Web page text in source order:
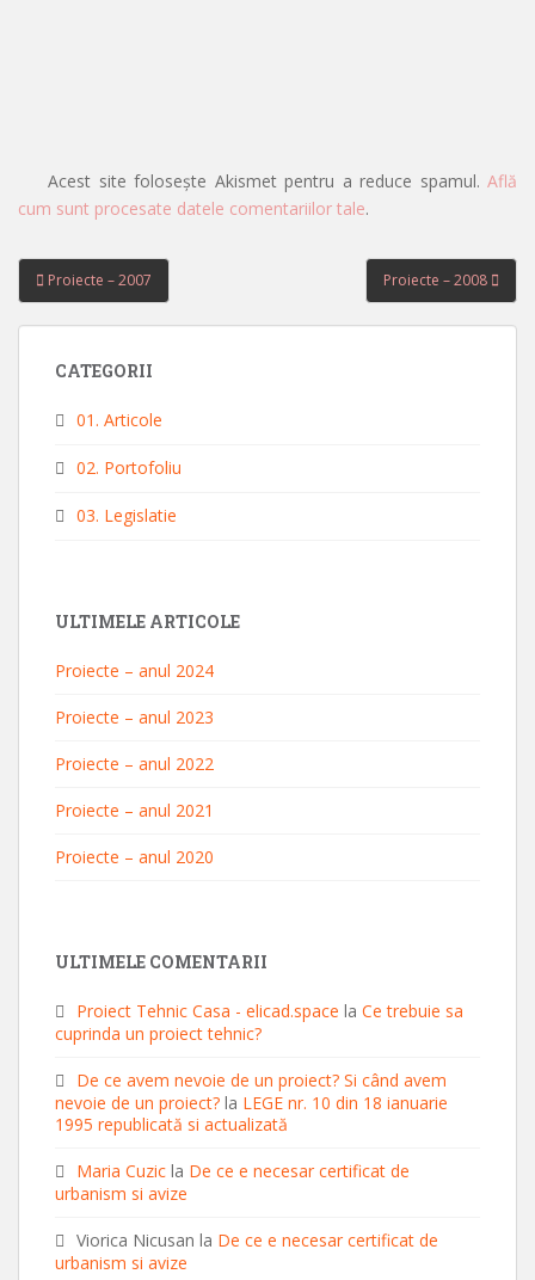
Acest site folosește Akismet pentru a reduce spamul. Află
cum sunt procesate datele comentariilor tale.
Navigare
în
articole
Proiecte – 2007 Proiecte – 2008
CATEGORII
01. Articole
02. Portofoliu
03. Legislatie
ULTIMELE ARTICOLE
Proiecte – anul 2024
Proiecte – anul 2023
Proiecte – anul 2022
Proiecte – anul 2021
Proiecte – anul 2020
ULTIMELE COMENTARII
Proiect Tehnic Casa - elicad.space la Ce trebuie sa
cuprinda un proiect tehnic?
De ce avem nevoie de un proiect? Si când avem
nevoie de un proiect? la LEGE nr. 10 din 18 ianuarie
1995 republicată si actualizată
Maria Cuzic la De ce e necesar certificat de
urbanism si avize
Viorica Nicusan la De ce e necesar certificat de
urbanism si avize